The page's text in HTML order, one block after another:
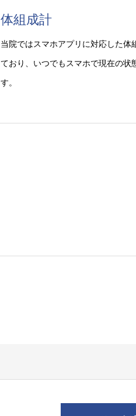
体組成計
当院ではスマホアプリに対応した体
ており、いつでもスマホで現在の状
す。